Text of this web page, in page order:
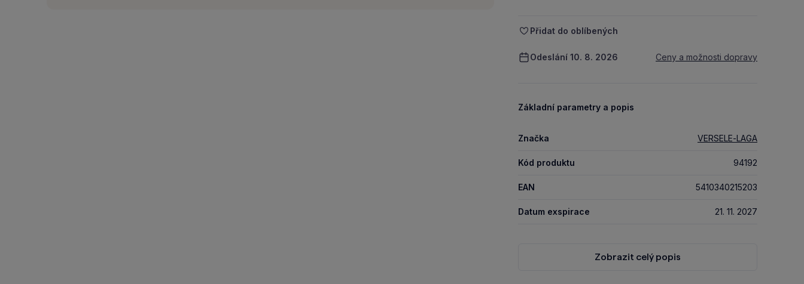
Přidat do oblíbených
Odeslání 10. 8. 2026 Ceny a možnosti dopravy
Základní parametry a popis
Značka VERSELE-LAGA
Kód produktu 94192
EAN 5410340215203
Datum exspirace 21. 11. 2027
Zobrazit celý popis